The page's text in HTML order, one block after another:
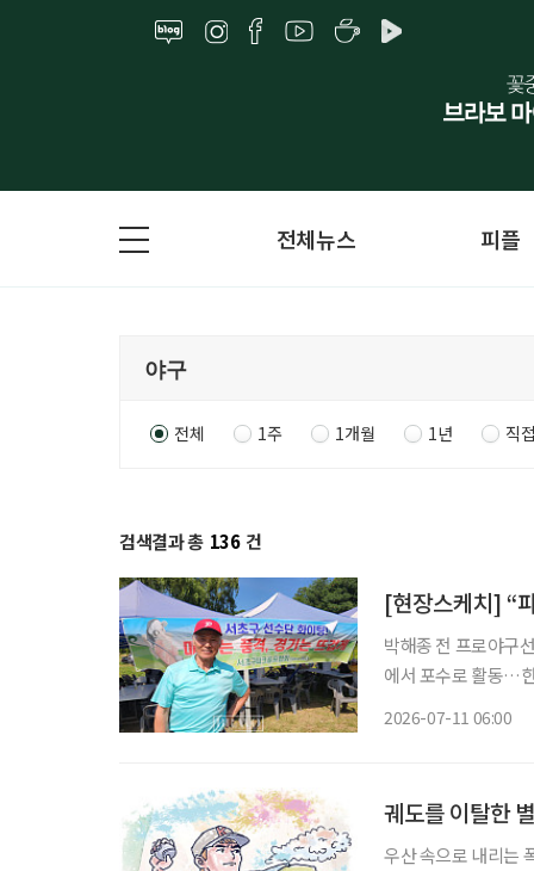
전체뉴스 피플
전체 1주 1개월 1년 직
검색결과 총 136 건
[현장스케치] “
박해종 전 프로야구선
에서 포수로 활동…
2026-07-11 06:00
궤도를 이탈한
우산 속으로 내리는 폭포, 침묵하는 신